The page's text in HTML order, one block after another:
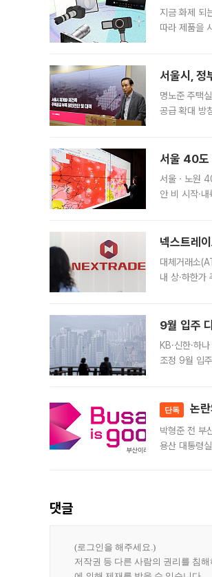
지금 화제 되
따라 제품을
서울시, 정
명노준 주택
공급 확대 방
서울 40
서울ㆍ노원
안 비 시작·
넥스트레
대체거래소
내 상·하한가
9월 입주
KB·신한·하
조정 9월 입
단독 논
박형준 전 부
용산 대통령
댓글